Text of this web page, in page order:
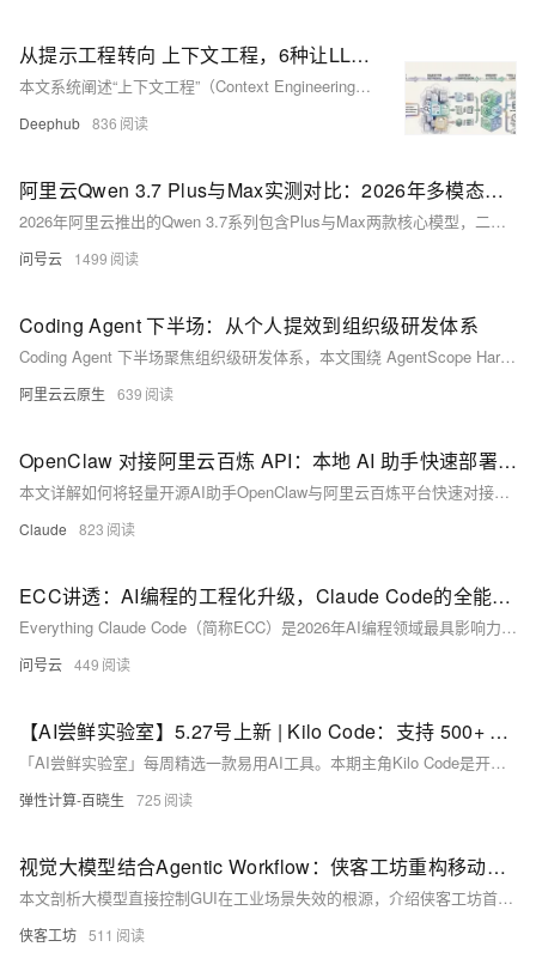
从提示工程转向 上下文工程，6种让LLM在生产环境中稳定输出的技术
本文系统阐述“上下文工程”（Context Engineering）——生产级AI系统的核心能力。它不依赖提示词优化，而是通过选择性检索、上下文压缩、层次化布局、动态查询重构、记忆注入与工具感知六大技术，精准控制模型在运行时“看到什么、何时看、如何看”，从而根治幻觉、提升准确率、降低Token消耗，让小模型也能稳定输出高质量结果。
Deephub 836
阿里云Qwen 3.7 Plus与Max实测对比：2026年多模态能力与性价比深度解析
2026年阿里云推出的Qwen 3.7系列包含Plus与Max两款核心模型，二者共享100万tokens超长上下文窗口与35小时自治执行上限，但在模态能力、底层架构、输出上限与资费标准上存在本质差异，分别面向不同量级与类型的AI应用场景。
问号云 1499
Coding Agent 下半场：从个人提效到组织级研发体系
Coding Agent 下半场聚焦组织级研发体系，本文围绕 AgentScope Harness 展开了沙箱隔离、会话恢复等通用架构，为企业提供工程化解决方案参考。
阿里云云原生 639
OpenClaw 对接阿里云百炼 API：本地 AI 助手快速部署指南
本文详解如何将轻量开源AI助手OpenClaw与阿里云百炼平台快速对接：通过配置兼容OpenAI接口、设置API密钥及模型参数，仅需数步即可本地调用通义千问系列大模型（如qwen-plus、qwen3-max），实现安全、可控、低门槛的智能助手部署。
Claude 823
ECC讲透：AI编程的工程化升级，Claude Code的全能增强系统，不止Agents与Skills
Everything Claude Code（简称ECC）是2026年AI编程领域最具影响力的增强框架之一，以近20万星的社区热度成为Claude Code的“全能增强包”。它并非简单的提示词集合或零散命令，而是一套完整的Agent Harness性能优化系统，通过Agents、Skills、Commands、Hooks、Rules、MCP配置等多层架构，将原生Claude Code从“临时助手”升级为“虚拟工程团队”。本文从ECC的核心定位、架构组件、能力体系、实战用法与价值优势五大维度，全面解析这款AI编程增强神器，揭示其如何超越Agents与Skills，实现工程化开发的全面升级。
问号云 449
【AI尝鲜实验室】5.27号上新 | Kilo Code：支持 500+ 模型的终端 AI 编程工具
「AI尝鲜实验室」每周精选一款易用AI工具。本期主角Kilo Code是开源AI编程搭档，支持500+模型，集成Architect/Code/Debug等五大模式，无需代码基础，用自然语言即可写代码、修Bug、搭项目。GitHub获近2万Star，VS Code插件安装超110万次。
弹性计算-百晓生 725
视觉大模型结合Agentic Workflow：侠客工坊重构移动端GUI自动化的技术实践
本文剖析大模型直接控制GUI在工业场景失效的根源，介绍侠客工坊首创的“Agentic Workflow”智能体工作流方案：通过视觉感知原子化、状态机驱动、分层意图对齐与反思式异常处理，实现高精度、可管控的AI手机数字员工，打通跨App数据孤岛。
侠客工坊 511